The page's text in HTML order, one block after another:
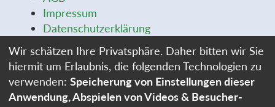
Impressum
Datenschutzerklärung
Widerrufsbelehrung
Widerrufsformular
Stellenangebote
Cookie-Einstellungen
Wir schätzen Ihre Privatsphäre. Daher bitten wir Sie
hiermit um Erlaubnis, die folgenden Technologien zu
verwenden: Speicherung von Einstellungen dieser
Anwendung, Abspielen von Videos & Besucher-